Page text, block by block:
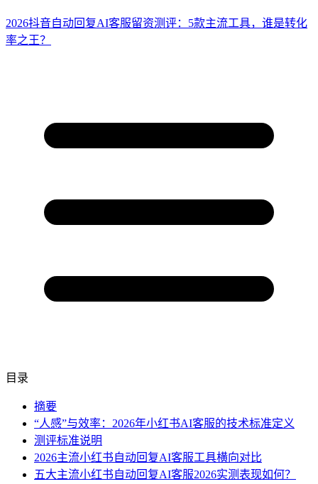
2026抖音自动回复AI客服留资测评：5款主流工具，谁是转化
率之王？
目录
摘要
“人感”与效率：2026年小红书AI客服的技术标准定义
测评标准说明
2026主流小红书自动回复AI客服工具横向对比
五大主流小红书自动回复AI客服2026实测表现如何？